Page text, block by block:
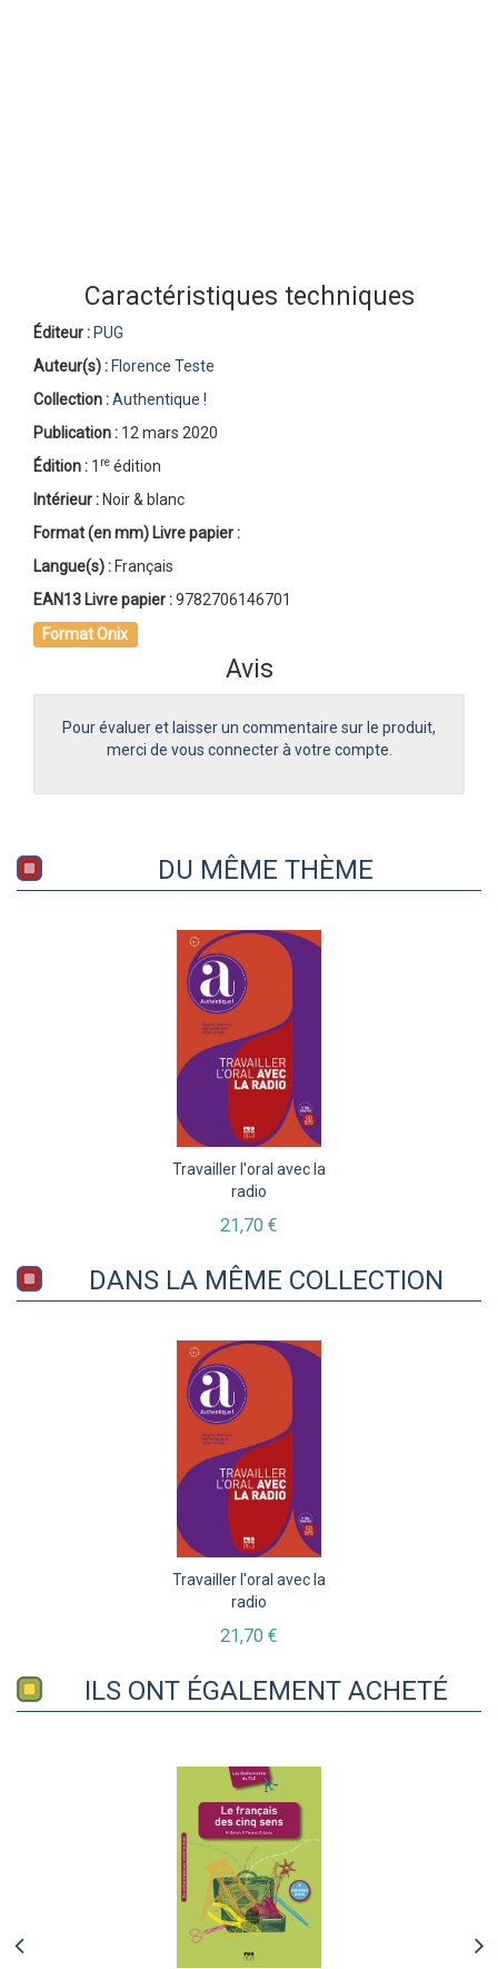
Caractéristiques techniques
Éditeur : PUG
Auteur(s) : Florence Teste
Collection :Authentique !
Publication : 12 mars 2020
Édition : 1 re édition
Intérieur : Noir & blanc
Format (en mm) Livre papier :
Langue(s) : Français
EAN13 Livre papier :9782706146701
Format Onix
Avis
Pour évaluer et laisser un commentaire sur le produit,
merci de vous connecter à votre compte.
DU MÊME THÈME
Travailler l'oral avec la
radio
21,70 €
DANS LA MÊME COLLECTION
Travailler l'oral avec la
radio
21,70 €
ILS ONT ÉGALEMENT ACHETÉ